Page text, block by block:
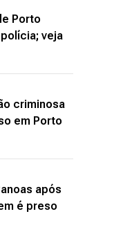
Porto
veja
criminosa
em Porto
após
é preso